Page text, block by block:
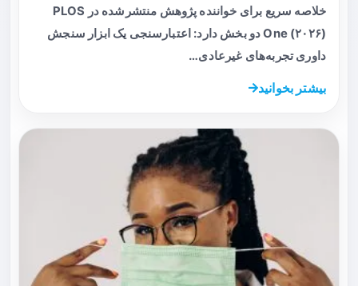
خلاصه سریع برای خواننده پژوهش منتشرشده در PLOS
One (۲۰۲۶) دو بخش دارد: اعتبارسنجی یک ابزار سنجش
داوری تجربه‌های غیرعادی…
بیشتر بخوانید